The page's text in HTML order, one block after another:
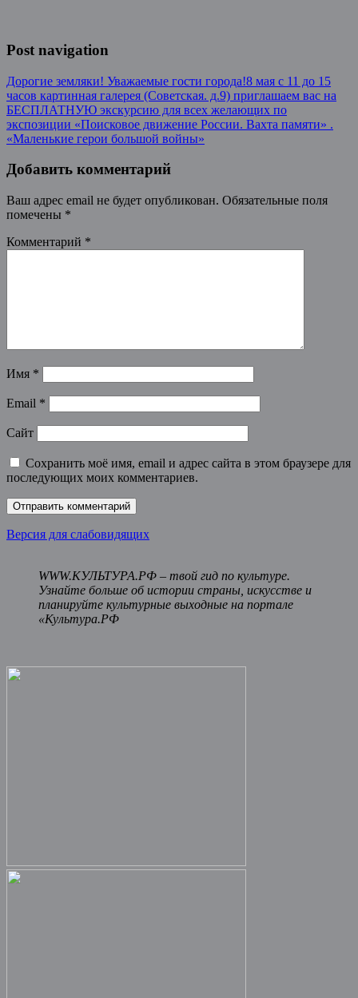
Post navigation
Дорогие земляки! Уважаемые гости города!8 мая с 11 до 15
часов картинная галерея (Советская. д.9) приглашаем вас на
БЕСПЛАТНУЮ экскурсию для всех желающих по
экспозиции «Поисковое движение России. Вахта памяти» .
«Маленькие герои большой войны»
Добавить комментарий
Ваш адрес email не будет опубликован. Обязательные поля
помечены *
Комментарий *
Имя *
Email *
Сайт
Сохранить моё имя, email и адрес сайта в этом браузере для
последующих моих комментариев.
Версия для слабовидящих
WWW.КУЛЬТУРА.РФ – твой гид по культуре.
Узнайте больше об истории страны, искусстве и
планируйте культурные выходные на портале
«Культура.РФ